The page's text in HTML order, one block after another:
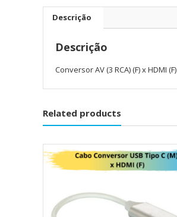
Descrição
Descrição
Conversor AV (3 RCA) (F) x HDMI (F)
Related products